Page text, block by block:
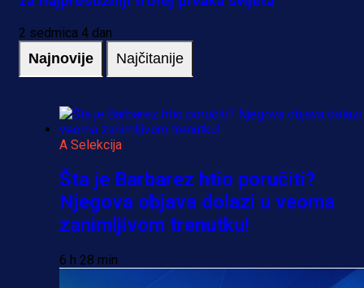
2 sedmica 4 dan
Najnovije Najčitanije
A Selekcija
Šta je Barbarez htio poručiti?
Njegova objava dolazi u veoma
zanimljivom trenutku!
6 h 28 min